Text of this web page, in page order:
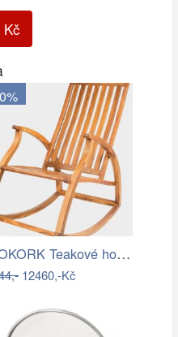
Kč
DEOKORK Teakové houpací křeslo STEFANO
12460,-Kč